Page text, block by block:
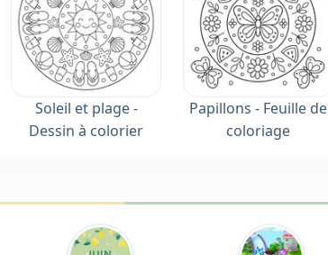
Soleil et plage -
Dessin à colorier
Papillons - Feuille de
coloriage